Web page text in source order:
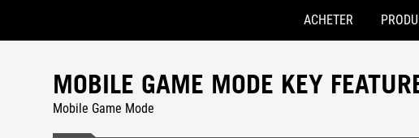
Accessibility links
ACHETER
MOBILE GAME MODE KEY
Mobile Game Mode